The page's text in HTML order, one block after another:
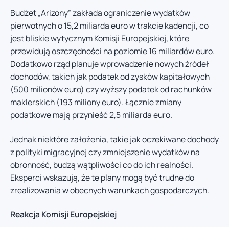
Budżet „Arizony” zakłada ograniczenie wydatków
pierwotnych o 15,2 miliarda euro w trakcie kadencji, co
jest bliskie wytycznym Komisji Europejskiej, które
przewidują oszczędności na poziomie 16 miliardów euro.
Dodatkowo rząd planuje wprowadzenie nowych źródeł
dochodów, takich jak podatek od zysków kapitałowych
(500 milionów euro) czy wyższy podatek od rachunków
maklerskich (193 miliony euro). Łącznie zmiany
podatkowe mają przynieść 2,5 miliarda euro.
Jednak niektóre założenia, takie jak oczekiwane dochody
z polityki migracyjnej czy zmniejszenie wydatków na
obronność, budzą wątpliwości co do ich realności.
Eksperci wskazują, że te plany mogą być trudne do
zrealizowania w obecnych warunkach gospodarczych.
Reakcja Komisji Europejskiej